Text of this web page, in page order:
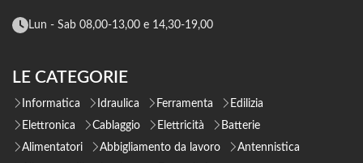
Lun - Sab 08,00-13,00 e 14,30-19,00
LE CATEGORIE
Informatica Idraulica Ferramenta
Edilizia
Elettronica
Cablaggio Elettricità
Batterie
Alimentatori
Abbigliamento da lavoro
Antennistica